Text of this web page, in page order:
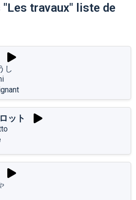
travaux" liste de
し
ット